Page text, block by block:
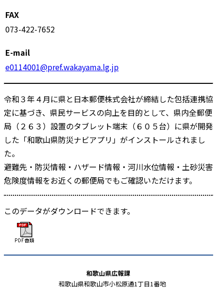
FAX
073-422-7652
E-mail
e0114001@pref.wakayama.lg.jp
令和３年４月に県と日本郵便株式会社が締結した包括連携協
定に基づき、県民サービスの向上を目的として、県内全郵便
局（２６３）設置のタブレット端末（６０５台）に県が開発
した「和歌山県防災ナビアプリ」がインストールされまし
た。
避難先・防災情報・ハザード情報・河川水位情報・土砂災害
危険度情報をお近くの郵便局でもご確認いただけます。
このデータがダウンロードできます。
和歌山県広報課
和歌山県和歌山市小松原通1丁目1番地